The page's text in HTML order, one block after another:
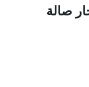
صالة